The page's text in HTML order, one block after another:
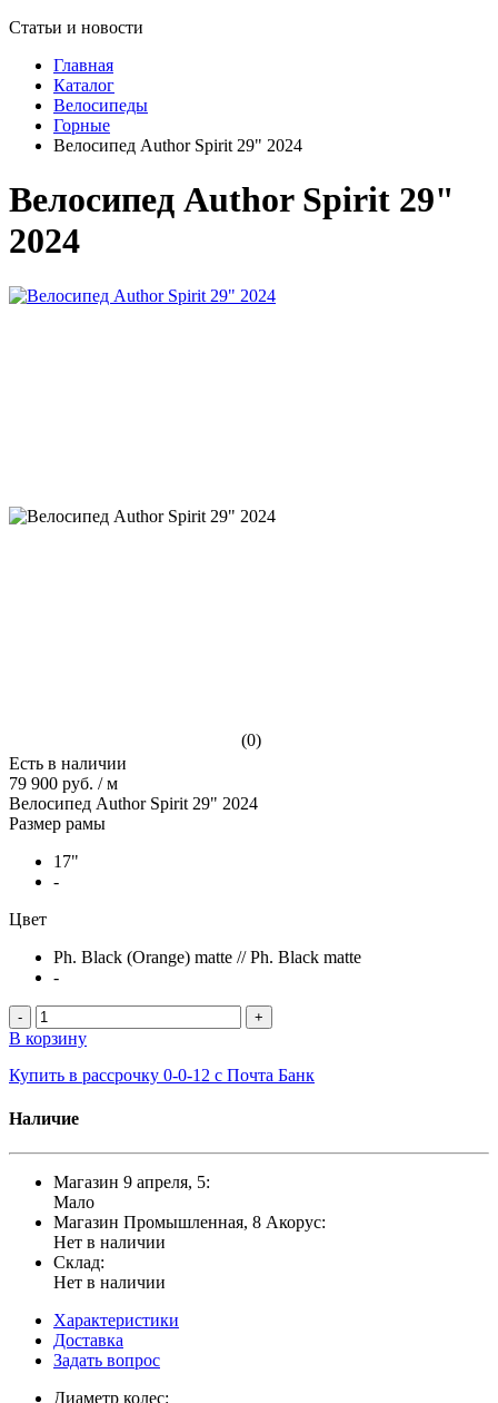
Статьи и новости
Главная
Каталог
Велосипеды
Горные
Велосипед Author Spirit 29" 2024
Велосипед Author Spirit 29"
2024
(0)
Есть в наличии
79 900 руб. / м
Велосипед Author Spirit 29" 2024
Размер рамы
17"
-
Цвет
Ph. Black (Orange) matte // Ph. Black matte
-
- +
В корзину
Купить в рассрочку 0-0-12 с Почта Банк
Наличие
Магазин 9 апреля, 5:
Мало
Магазин Промышленная, 8 Акорус:
Нет в наличии
Склад:
Нет в наличии
Характеристики
Доставка
Задать вопрос
Диаметр колес: